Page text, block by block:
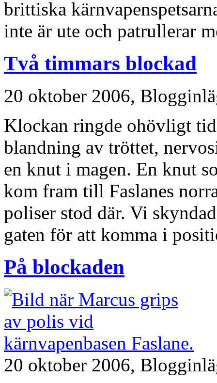
brittiska
inte är ute och patrullerar
Två timmars blockad
20 oktober 2006,
Klockan ringde ohövligt
blandning av tröttet,
en knut i magen. En knut
kom fram till Faslanes
poliser stod där. Vi
gaten för att komma i
På blockaden
20 oktober 2006,